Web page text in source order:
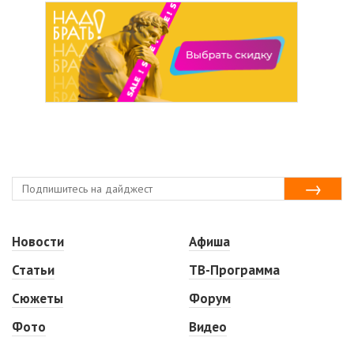
Новости
Статьи
Сюжеты
Фото
Афиша
ТВ-Программа
Форум
Видео